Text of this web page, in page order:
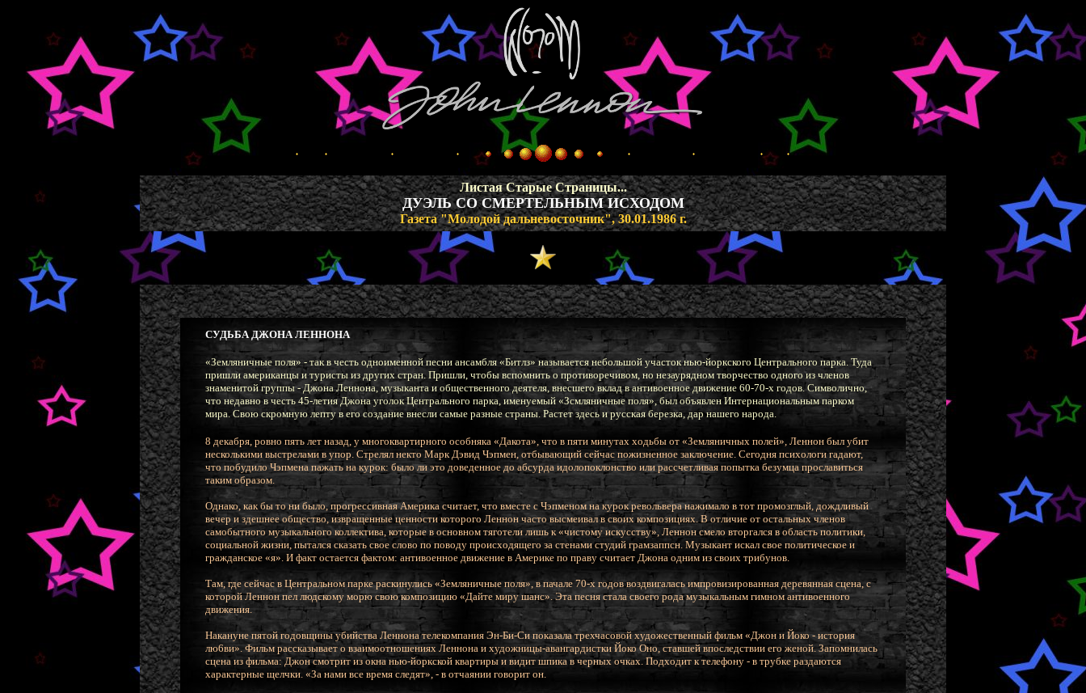
Листая Старые Страницы...
ДУЭЛЬ СО СМЕРТЕЛЬНЫМ ИСХОДОМ
Газета "Молодой дальневосточник", 30.01.1986 г.
СУДЬБА ДЖОНА ЛЕННОНА
«Земляничные поля» - так в честь одноименной песни ансамбля «Битлз» называется небольшой участок нью-йоркского Центрального парка. Туда
пришли американцы и туристы из других стран. Пришли, чтобы вспомнить о противоречивом, но незаурядном творчество одного из членов
знаменитой группы - Джона Леннона, музыканта и общественного деятеля, внесшего вклад в антивоенное движение 60-70-х годов. Символично,
что недавно в честь 45-летия Джона уголок Центрального парка, именуемый «Зсмляничные поля», был объявлен Интернациональным парком
мира. Свою скромную лепту в его создание внесли самые разные страны. Растет здесь и русская березка, дар нашего народа.
8 декабря, ровно пять лет назад, у многоквартирного особняка «Дакота», что в пяти минутах ходьбы от «Земляничных полей», Леннон был убит
несколькими выстрелами в упор. Стрелял некто Марк Дэвид Чэпмен, отбывающий сейчас пожизненное заключение. Сегодня психологи гадают,
что побудило Чэпмена пажать на курок: было ли это доведенное до абсурда идолопоклонство или рассчетливая попытка безумца прославиться
таким образом.
Однако, как бы то ни было, прогрессивная Америка считает, что вместе с Чэпменом на курок револьвера нажимало в тот промозглый, дождливый
вечер и здешнее общество, извращенные ценности которого Леннон часто высмеивал в своих композициях. В отличие от остальных членов
самобытного музыкального коллектива, которые в основном тяготели лишь к «чистому искусству», Леннон смело вторгался в область политики,
социальной жизни, пытался сказать свое слово по поводу происходящего за стенами студий грамзаппсн. Музыкант искал свое политическое и
гражданское «я». И факт остается фактом: антивоенное движение в Америке по праву считает Джона одним из своих трибунов.
Там, где сейчас в Центральном парке раскинулись «Земляничные поля», в пачале 70-х годов воздвигалась импровизированная деревянная сцена, с
которой Леннон пел людскому морю свою композицию «Дайте миру шанс». Эта песня стала своего рода музыкальным гимном антивоенного
движения.
Накануне пятой годовщины убийства Леннона телекомпания Эн-Би-Си показала трехчасовой художественный фильм «Джон и Йоко - история
лю6ви». Фильм рассказывает о взаимоотношениях Леннона и художницы-авангардистки Йоко Оно, ставшей впоследствии его женой. Запомнилась
сцена из фильма: Джон смотрит из окна нью-йоркской квартиры и видит шпика в черных очках. Подходит к телефону - в трубке раздаются
характерные щелчки. «За нами все время следят», - в отчаянии говорит он.